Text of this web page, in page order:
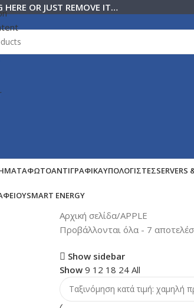
OR JUST REMOVE IT…
ΦΩΤΟΑΝΤΙΓΡΑΦΙΚΆΥΠΟΛΟΓΙΣΤΈΣSERVERS
SMART ENERGY
Αρχική σελίδα APPLE
Προβάλλονται όλα - 7
Show sidebar
Show 9 12 18 24 All